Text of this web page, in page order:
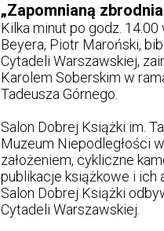
„Zapomnianą
Kilka minut po godz.
Beyera, Piotr Maroński,
Cytadeli Warszawskiej,
Karolem Soberskim w
Tadeusza Górnego.
Salon Dobrej Książki im.
Muzeum Niepodległości
założeniem, cykliczne
publikacje książkowe i ich
Salon Dobrej Książki
Cytadeli Warszawskiej.